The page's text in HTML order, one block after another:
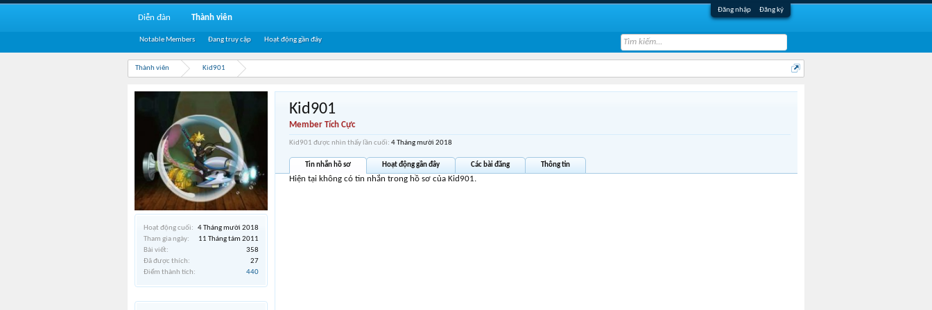
Đăng nhập Đăng ký
Thành viên Kid901
Hoạt động cuối:
4 Tháng mười 2018
Tham gia ngày:
11 Tháng tám 2011
Bài viết:
358
Đã được thích:
27
Điểm thành tích:
440
Kid901
Member Tích Cực
Kid901 được nhìn thấy lần cuối: 4 Tháng mười 2018
Tin nhắn hồ sơ Hoạt động gần đây Các bài đăng Thông tin
Hiện tại không có tin nhắn trong hồ sơ của Kid901.
Diễn đàn Thành viên
Notable Members Đang truy cập Hoạt động gần đây